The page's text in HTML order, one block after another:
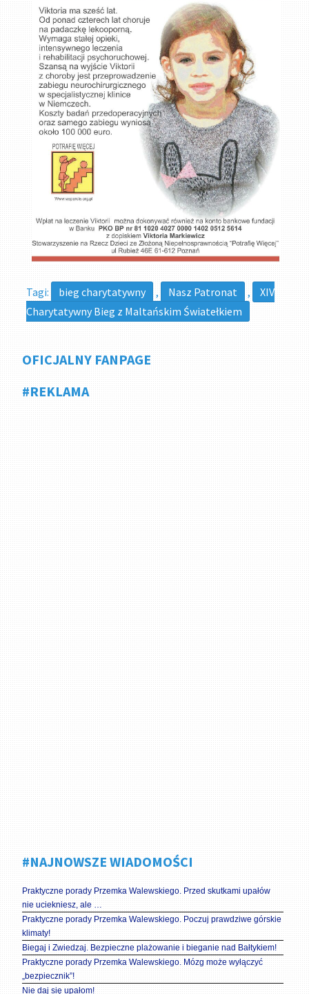
Tagi: bieg charytatywny , Nasz Patronat ,
XIV
Charytatywny Bieg z Maltańskim Światełkiem
OFICJALNY FANPAGE
#REKLAMA
#NAJNOWSZE WIADOMOŚCI
Praktyczne porady Przemka Walewskiego. Przed skutkami upałów
nie uciekniesz, ale …
Praktyczne porady Przemka Walewskiego. Poczuj prawdziwe górskie
klimaty!
Biegaj i Zwiedzaj. Bezpieczne plażowanie i bieganie nad Bałtykiem!
Praktyczne porady Przemka Walewskiego. Mózg może wyłączyć
„bezpiecznik”!
Nie daj się upałom!